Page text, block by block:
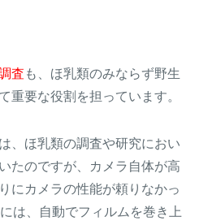
査 も、ほ乳類のみならず野生
重要な役割を担っています。
、ほ乳類の調査や研究におい
たのですが、カメラ自体が高
にカメラの性能が頼りなかっ
は、自動でフィルムを巻き上